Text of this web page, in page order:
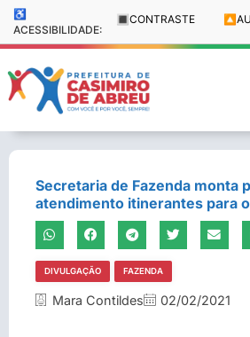
♿
ACESSIBILIDADE:
🔳 CONTRASTE 🔼
Secretaria de Fazenda monta
atendimento itinerantes para o
DIVULGAÇÃO FAZENDA
Mara Contildes 02/02/2021